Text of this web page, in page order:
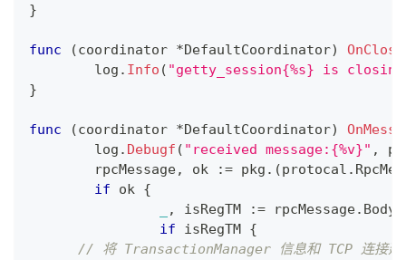
}
func (coordinator *DefaultCoordinator) OnClose
	log
. Info ( "getty_session{%s} is
}
func (coordinator *DefaultCoordinator)
	log
. Debugf ( "received message:{%v}" ,
	rpcMessage
, ok := pkg . (protocal .
if ok {
, isRegTM := rpcMessage. Body
if isRegTM {
// 将 TransactionManager 信息和 TCP 连接建